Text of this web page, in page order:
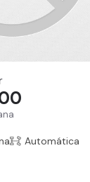
Automática